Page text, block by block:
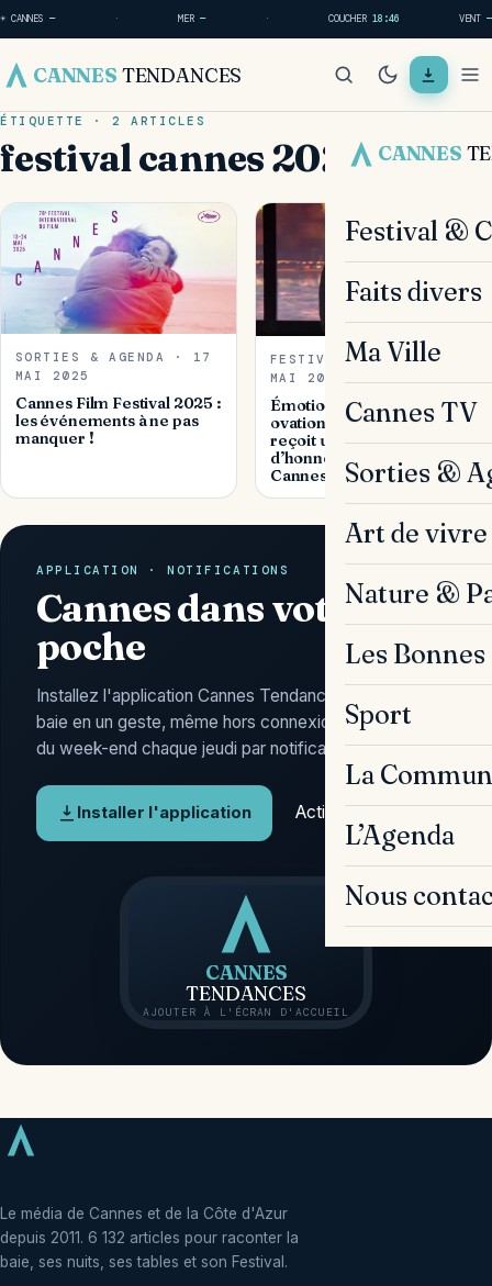
☀ CANNES — · MER— · COUCHER18:46 VENT —
CANNES TENDANCES
CANNES
Festival &
Faits divers
Ma Ville
Cannes TV
Sorties &
Art de vivre
Nature &
Les
Sport
La
L’Agenda
Nous
ÉTIQUETTE · 2 ARTICLES
festival cannes 2025
SORTIES & AGENDA · 17
MAI 2025
Cannes Film Festival 2025 :
les événements à ne pas
manquer !
FESTIVAL & CINÉMA · 14
MAI 2025
Émotion et standing
ovation : Robert De Niro
reçoit une Palme d’or
d’honneur au Festival de
Cannes 2025
APPLICATION · NOTIFICATIONS
Cannes dans votre
poche
Installez l'application Cannes Tendances : l'actu de la
baie en un geste, même hors connexion, et l'Agenda
du week-end chaque jeudi par notification.
Installer l'application Activer les alertes
CANNES
TENDANCES
AJOUTER À L'ÉCRAN D'ACCUEIL
Le média de Cannes et de la Côte d'Azur
depuis 2011. 6 132 articles pour raconter la
baie, ses nuits, ses tables et son Festival.